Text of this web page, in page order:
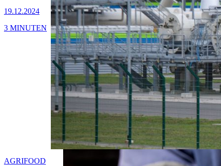
19.12.2024
3 MINUTEN
AGRIFOOD